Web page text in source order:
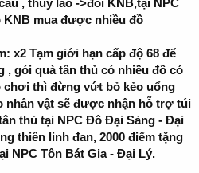
mua được nhiều đồ
x2 Tạm giới hạn cấp độ 68 để
gói quà tân thủ có nhiều đồ có
chơi thì đừng vứt bỏ kẻo uổng
nhân vật sẽ được nhận hỗ trợ túi
thủ tại NPC Đô Đại Sảng - Đại
thiên linh đan, 2000 điểm tặng
NPC Tôn Bát Gia - Đại Lý.